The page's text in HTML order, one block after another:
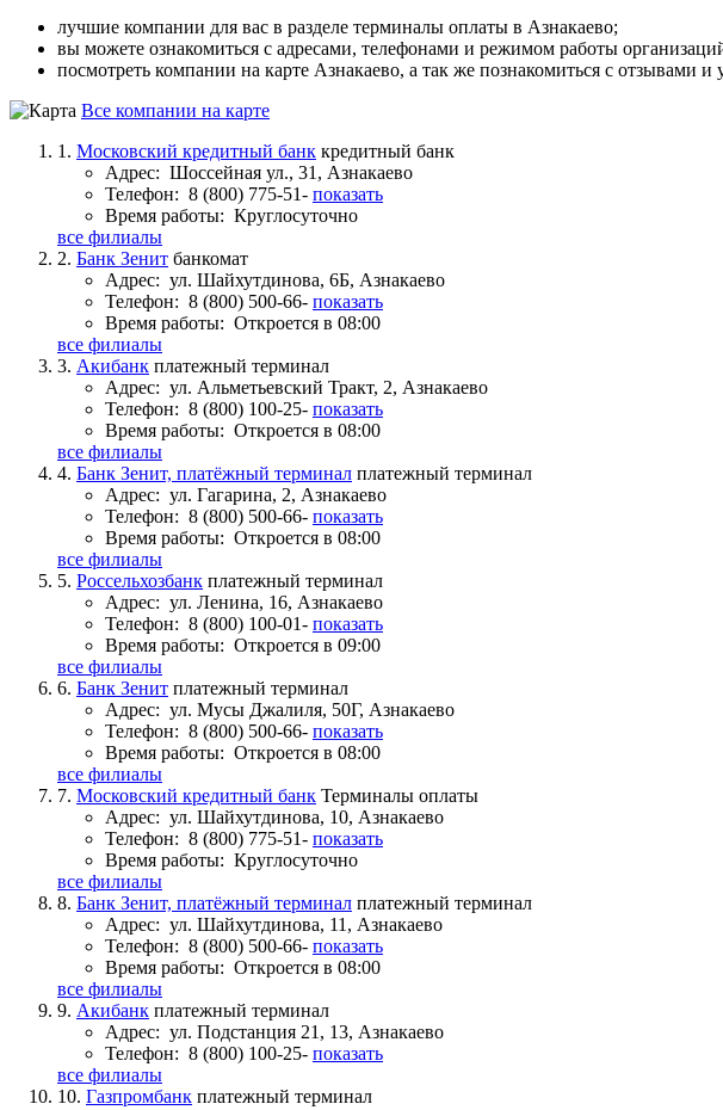
лучшие компании для вас в разделе терминалы оплаты в Азнакаево;
вы можете ознакомиться с адресами, телефонами и режимом работы
посмотреть компании на карте Азнакаево, а так же познакомиться с отзывами и
Все компании на карте
1. Московский кредитный банк кредитный банк
Адрес: Шоссейная ул., 31, Азнакаево
Телефон: 8 (800) 775-51- показать
Время работы: Круглосуточно
все филиалы
2. Банк Зенит банкомат
Адрес: ул. Шайхутдинова, 6Б, Азнакаево
Телефон: 8 (800) 500-66- показать
Время работы: Откроется в 08:00
все филиалы
3. Акибанк платежный терминал
Адрес: ул. Альметьевский Тракт, 2, Азнакаево
Телефон: 8 (800) 100-25- показать
Время работы: Откроется в 08:00
все филиалы
4. Банк Зенит, платёжный терминал платежный терминал
Адрес: ул. Гагарина, 2, Азнакаево
Телефон: 8 (800) 500-66- показать
Время работы: Откроется в 08:00
все филиалы
5. Россельхозбанк платежный терминал
Адрес: ул. Ленина, 16, Азнакаево
Телефон: 8 (800) 100-01- показать
Время работы: Откроется в 09:00
все филиалы
6. Банк Зенит платежный терминал
Адрес: ул. Мусы Джалиля, 50Г, Азнакаево
Телефон: 8 (800) 500-66- показать
Время работы: Откроется в 08:00
все филиалы
7. Московский кредитный банк Терминалы оплаты
Адрес: ул. Шайхутдинова, 10, Азнакаево
Телефон: 8 (800) 775-51- показать
Время работы: Круглосуточно
все филиалы
8. Банк Зенит, платёжный терминал платежный терминал
Адрес: ул. Шайхутдинова, 11, Азнакаево
Телефон: 8 (800) 500-66- показать
Время работы: Откроется в 08:00
все филиалы
9. Акибанк платежный терминал
Адрес: ул. Подстанция 21, 13, Азнакаево
Телефон: 8 (800) 100-25- показать
все филиалы
10. Газпромбанк платежный терминал